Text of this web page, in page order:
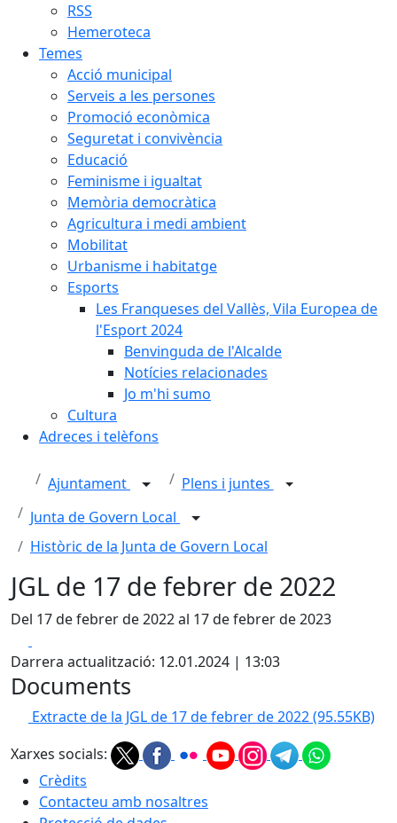
RSS
Hemeroteca
Temes
Acció municipal
Serveis a les persones
Promoció econòmica
Seguretat i convivència
Educació
Feminisme i igualtat
Memòria democràtica
Agricultura i medi ambient
Mobilitat
Urbanisme i habitatge
Esports
Les Franqueses del Vallès, Vila Europea de
l'Esport 2024
Benvinguda de l'Alcalde
Notícies relacionades
Jo m'hi sumo
Cultura
Adreces i telèfons
Ajuntament
Plens i juntes
Junta de Govern Local
Històric de la Junta de Govern Local
JGL de 17 de febrer de 2022
Del 17 de febrer de 2022 al 17 de febrer de 2023
Darrera actualització: 12.01.2024 | 13:03
Documents
Extracte de la JGL de 17 de febrer de 2022(95.55KB)
Xarxes socials:
Crèdits
Contacteu amb nosaltres